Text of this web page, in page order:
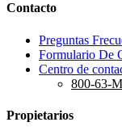
Contacto
Preguntas
Formulario De
Centro de
800-63-
Propietarios